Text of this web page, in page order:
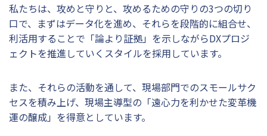
私たちは、攻めと守りと、攻めるための守りの3つの切り
口で、まずはデータ化を進め、それらを段階的に組合せ、
利活用することで「論より証拠」を示しながらDXプロジ
ェクトを推進していくスタイルを採用しています。
また、それらの活動を通して、現場部門でのスモールサク
セスを積み上げ、現場主導型の「遠心力を利かせた変革機
運の醸成」を得意としています。